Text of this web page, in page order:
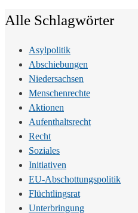
Alle Schlagwörter
Asylpolitik
Abschiebungen
Niedersachsen
Menschenrechte
Aktionen
Aufenthaltsrecht
Recht
Soziales
Initiativen
EU-Abschottungspolitik
Flüchtlingsrat
Unterbringung